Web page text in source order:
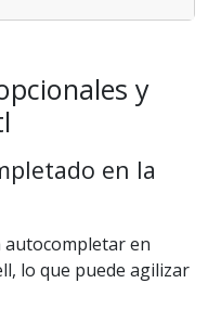
y
en la
en
lo que puede agilizar